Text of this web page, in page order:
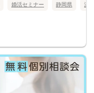
婚活セミナー 静岡県 浜